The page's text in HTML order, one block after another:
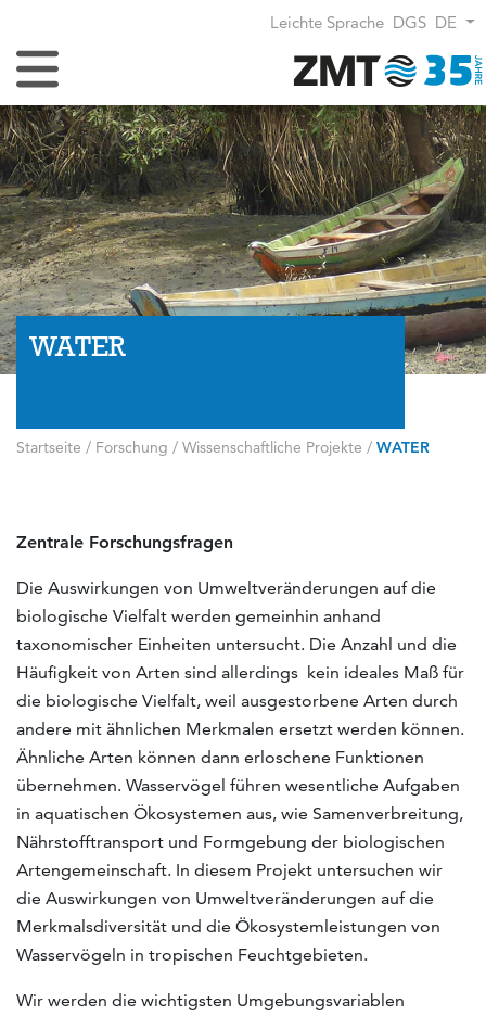
Leichte Sprache DGS DE
Navigation umschalten
WATER
Startseite / Forschung / Wissenschaftliche Projekte / WATER
Zentrale Forschungsfragen
Die Auswirkungen von Umweltveränderungen auf die
biologische Vielfalt werden gemeinhin anhand
taxonomischer Einheiten untersucht. Die Anzahl und die
Häufigkeit von Arten sind allerdings kein ideales Maß für
die biologische Vielfalt, weil ausgestorbene Arten durch
andere mit ähnlichen Merkmalen ersetzt werden können.
Ähnliche Arten können dann erloschene Funktionen
übernehmen. Wasservögel führen wesentliche Aufgaben
in aquatischen Ökosystemen aus, wie Samenverbreitung,
Nährstofftransport und Formgebung der biologischen
Artengemeinschaft. In diesem Projekt untersuchen wir
die Auswirkungen von Umweltveränderungen auf die
Merkmalsdiversität und die Ökosystemleistungen von
Wasservögeln in tropischen Feuchtgebieten.
Wir werden die wichtigsten Umgebungsvariablen